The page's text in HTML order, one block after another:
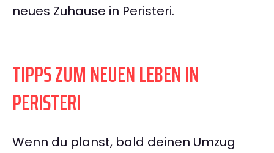
neues Zuhause in Peristeri.
TIPPS ZUM NEUEN LEBEN IN
PERISTERI
Wenn du planst, bald deinen Umzug